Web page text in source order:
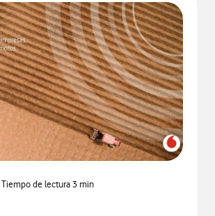
Tiempo de lectura3 min
relacionados con
notas de prensa relacionados con